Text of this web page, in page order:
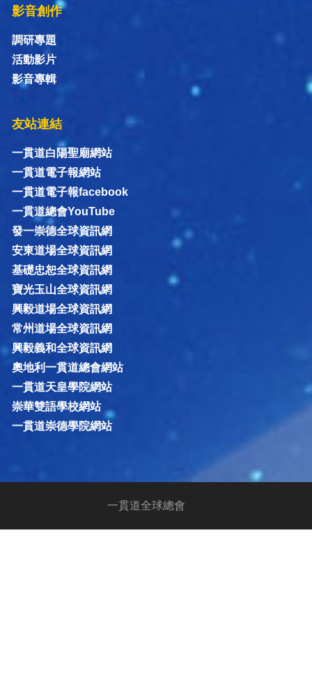
影音創作
調研專題
活動影片
影音專輯
友站連結
一貫道白陽聖廟網站
一貫道電子報網站
一貫道電子報facebook
一貫道總會YouTube
發一崇德全球資訊網
安東道場全球資訊網
基礎忠恕全球資訊網
寶光玉山全球資訊網
興毅道場全球資訊網
常州道場全球資訊網
興毅義和全球資訊網
奧地利一貫道總會網站
一貫道天皇學院網站
崇華雙語學校網站
一貫道崇德學院網站
一貫道全球總會